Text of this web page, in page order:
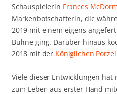
Schauspielerin Frances
Markenbotschafterin, die
2019 mit einem eigens
Bühne ging. Darüber hinaus
2018 mit der Königlichen
Viele dieser Entwicklungen hat
zum Leben aus erster Hand